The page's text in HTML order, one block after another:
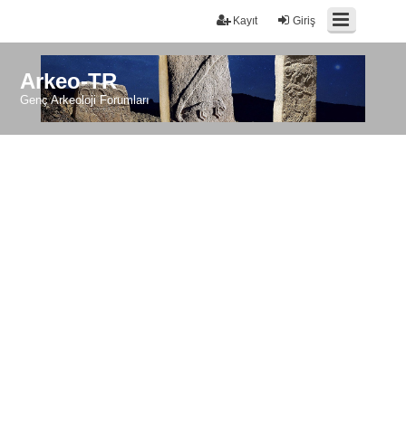
Giriş
Kayıt
Arkeo-TR
Genç Arkeoloji Forumları